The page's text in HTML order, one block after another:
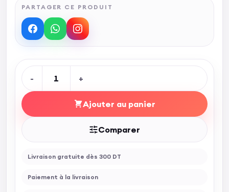
PARTAGER CE PRODUIT
- 1 +
Ajouter au panier
Comparer
Livraison gratuite dès 300 DT
Paiement à la livraison